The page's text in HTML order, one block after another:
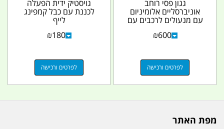
גגון פסי רוחב
אוניברסליים אלומיניום
עם מנעולים לרכבים עם
₪600
לפרטים ורכישה
גויסטיק ידית הפעלה
לכננת עם כבל קמפינג
לייף
₪180
לפרטים ורכישה
מפת האתר